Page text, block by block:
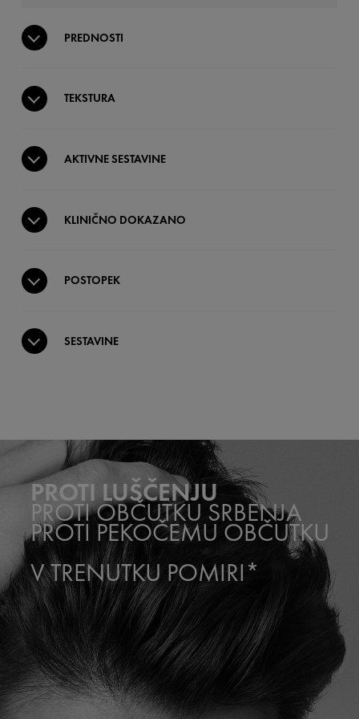
PREDNOSTI
TEKSTURA
AKTIVNE SESTAVINE
KLINIČNO DOKAZANO
POSTOPEK
SESTAVINE
PROTI LUŠČENJU
PROTI OBČUTKU SRBENJA
PROTI PEKOČEMU OBČUTKU
V TRENUTKU POMIRI*